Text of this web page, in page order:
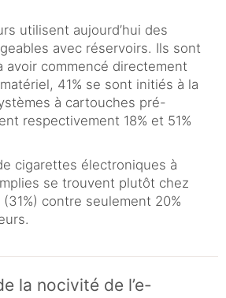
utilisent aujourd’hui des
avec réservoirs. Ils sont
avoir commencé directement
41% se sont initiés à la
à cartouches pré-
respectivement 18% et 51%
cigarettes électroniques à
se trouvent plutôt chez
contre seulement 20%
la nocivité de l’e-